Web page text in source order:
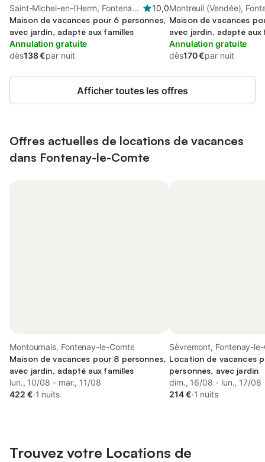
Saint-Michel-en-l'Herm, Fontenay-
le-Comte
10,0
Maison de vacances pour 6 personnes,
avec jardin, adapté aux familles
Annulation gratuite
dès138 €par nuit
Montreuil (Vendée), Fontenay-le-
Comte
Maison de vacances
avec jardin, adapté aux
Annulation gratuite
dès170 €par nuit
Afficher toutes les offres
Offres actuelles de locations de vacances
dans Fontenay-le-Comte
Montournais, Fontenay-le-Comte
Maison de vacances pour 8 personnes,
avec jardin, adapté aux familles
lun., 10/08 - mar., 11/08
422 €·1 nuits
Sèvremont, Fontenay-
Location de vacances
personnes, avec jardin
dim., 16/08 - lun., 17/08
214 €·1 nuits
Trouvez votre Locations de